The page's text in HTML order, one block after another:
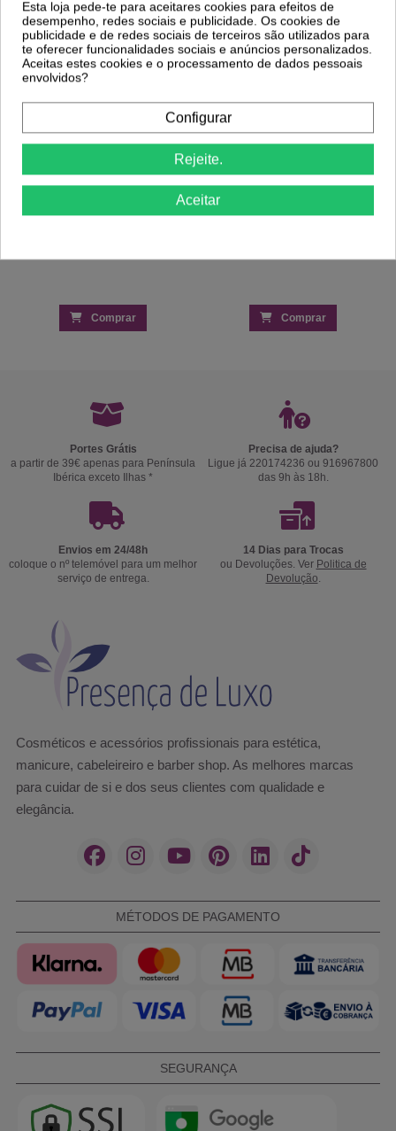
Mesa c/ Aspiração e Gavetas de
325,00 €
Comprar
Frutado
Comprar
Portes Grátis
a partir de 39€ apenas para Península
Ibérica exceto Ilhas *
Precisa de ajuda?
Ligue já 220174236 ou 916967800
das 9h às 18h.
Envios em 24/48h
coloque o nº telemóvel para um melhor
serviço de entrega.
14 Dias para Trocas
ou Devoluções. Ver Politica de
Devolução.
Cosméticos e acessórios profissionais para estética,
manicure, cabeleireiro e barber shop. As melhores marcas
para cuidar de si e dos seus clientes com qualidade e
elegância.
MÉTODOS DE PAGAMENTO
SEGURANÇA
Esta loja pede-te para aceitares cookies para efeitos de
desempenho, redes sociais e publicidade. Os cookies de
publicidade e de redes sociais de terceiros são utilizados para
te oferecer funcionalidades sociais e anúncios personalizados.
Aceitas estes cookies e o processamento de dados pessoais
envolvidos?
Configurar
Rejeite.
Aceitar